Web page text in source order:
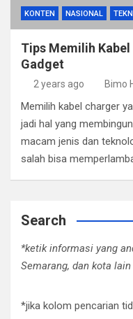
KONTEN NASIONAL
Tips Memilih
Gadget
2 years ago Bimo
Memilih kabel charger
jadi hal yang
macam jenis dan
salah bisa
Search
*ketik informasi yang
Semarang, dan kota lain
*jika kolom pencarian